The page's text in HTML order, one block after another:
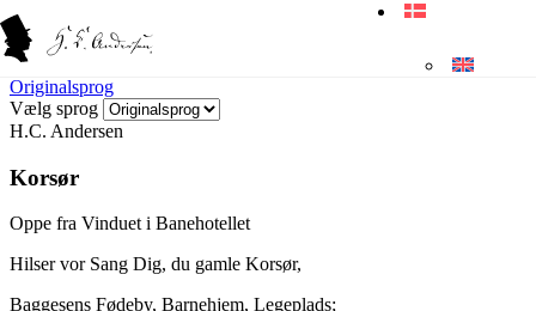
Originalsprog
Vælg sprog
H.C. Andersen
Korsør
Oppe fra Vinduet i Banehotellet
Hilser vor Sang Dig, du gamle Korsør,
Baggesens Fødeby, Barnehjem, Legeplads;